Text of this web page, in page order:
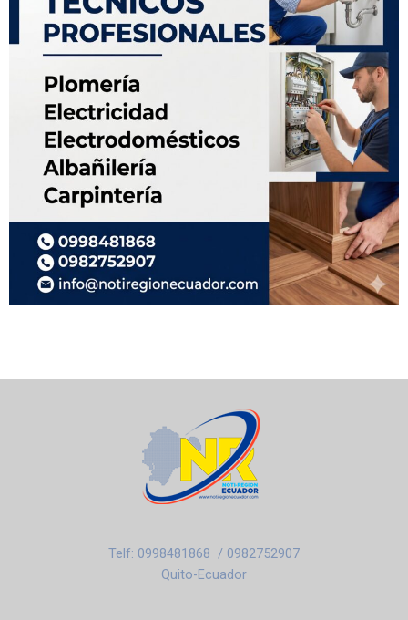
Telf: 0998481868 / 0982752907
Quito-Ecuador